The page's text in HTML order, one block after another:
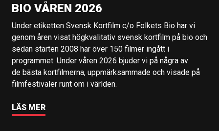
BIO VÅREN 2026
Under etiketten Svensk Kortfilm c/o Folkets Bio har vi
genom åren visat högkvalitativ svensk kortfilm på bio och
sedan starten 2008 har över 150 filmer ingått i
programmet. Under våren 2026 bjuder vi på några av
de bästa kortfilmerna, uppmärksammade och visade på
filmfestivaler runt om i världen.
LÄS MER